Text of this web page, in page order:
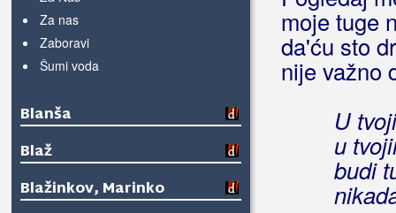
Za nas
Zaboravi
Šumi voda
Blanša
Blaž
Blažinkov, Marinko
moje tuge
da'ću sto
nije važno
U
u
budi